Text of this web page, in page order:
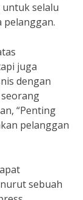
selalu
pelanggan.
juga
dengan
“Penting
pelanggan
sebuah